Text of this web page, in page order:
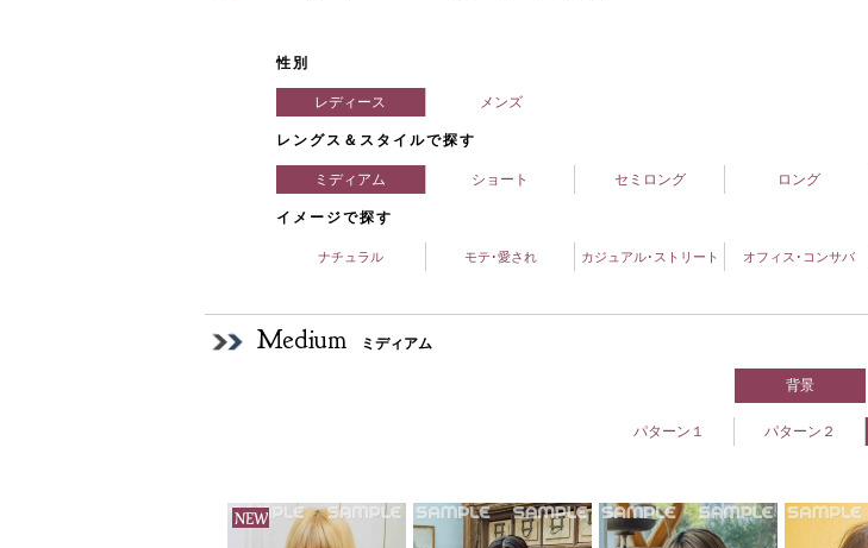
性別
レディース メンズ
レングス＆スタイルで探す
ミディアム ショート セミロング ロング
イメージで探す
ナチュラル モテ･愛され カジュアル･ストリート オフィス･コンサバ
Medium ミディアム
背景
パターン１ パターン２